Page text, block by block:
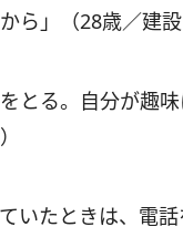
ら」（28歳／建設
とる。自分が趣
いたときは、電